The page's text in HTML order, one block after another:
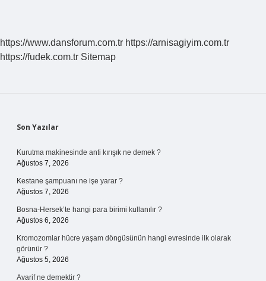
https://www.dansforum.com.tr https://arnisagiyim.com.tr
https://fudek.com.tr Sitemap
Sidebar
Son Yazılar
Kurutma makinesinde anti kırışık ne demek ?
Ağustos 7, 2026
Kestane şampuanı ne işe yarar ?
Ağustos 7, 2026
Bosna-Hersek’te hangi para birimi kullanılır ?
Ağustos 6, 2026
Kromozomlar hücre yaşam döngüsünün hangi evresinde ilk olarak
görünür ?
Ağustos 5, 2026
Avarif ne demektir ?